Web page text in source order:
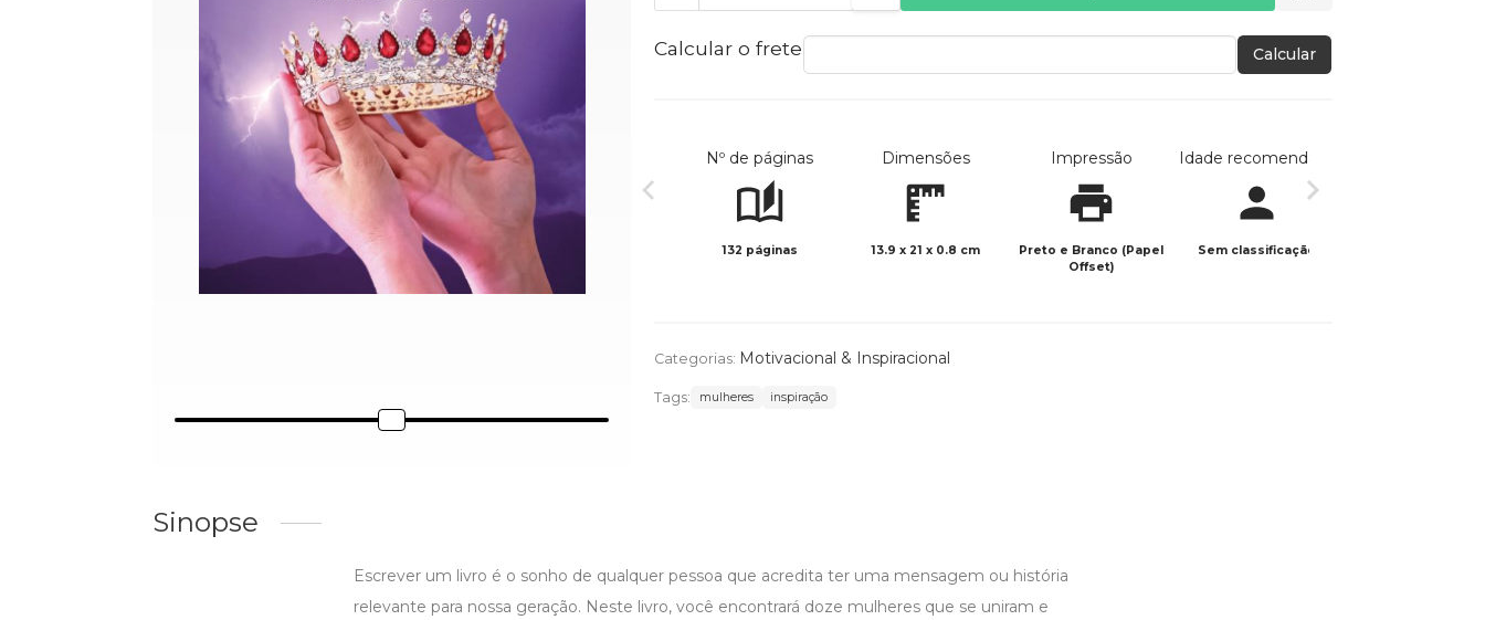
Calcular o frete Calcular
Nº de páginas
132 páginas
Dimensões
13.9 x 21 x 0.8 cm
Impressão
Preto e Branco (Papel
Offset)
Idade recomendada
Sem classificação
Categorias: Motivacional & Inspiracional
Tags: mulheres inspiração
Sinopse
Escrever um livro é o sonho de qualquer pessoa que acredita ter uma mensagem ou história
relevante para nossa geração. Neste livro, você encontrará doze mulheres que se uniram e